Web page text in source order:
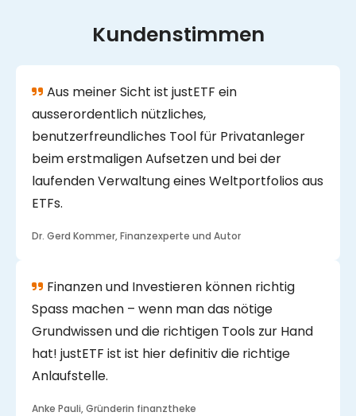
Kundenstimmen
Aus meiner Sicht ist justETF ein
ausserordentlich nützliches,
benutzerfreundliches Tool für Privatanleger
beim erstmaligen Aufsetzen und bei der
laufenden Verwaltung eines Weltportfolios aus
ETFs.
Dr. Gerd Kommer, Finanzexperte und Autor
Finanzen und Investieren können richtig
Spass machen – wenn man das nötige
Grundwissen und die richtigen Tools zur Hand
hat! justETF ist ist hier definitiv die richtige
Anlaufstelle.
Anke Pauli, Gründerin finanztheke